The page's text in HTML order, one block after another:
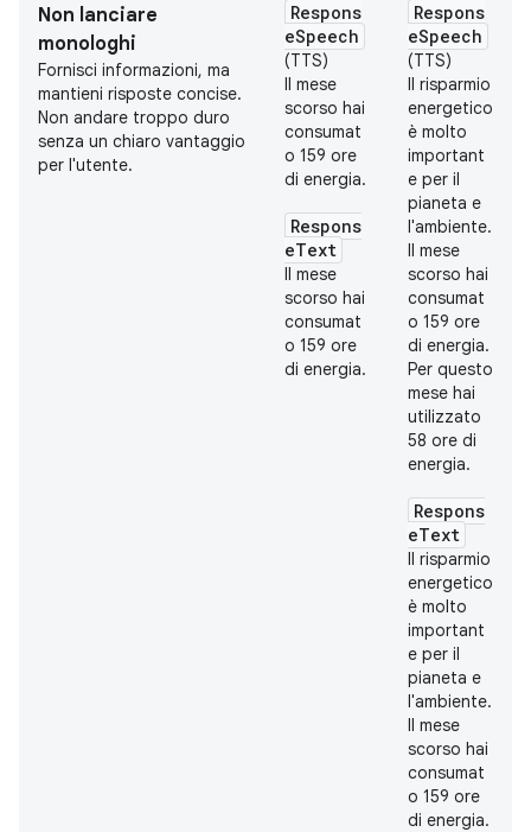
Non lanciare
monologhi
Fornisci informazioni, ma
mantieni risposte concise.
Non andare troppo duro
senza un chiaro vantaggio
per l'utente.
Respons
eSpeech
(TTS)
Il mese
scorso hai
consumat
o 159 ore
di energia.
Respons
eText
Il mese
scorso hai
consumat
o 159 ore
di energia.
Respons
eSpeech
(TTS)
Il risparmio
energetico
è molto
important
e per il
pianeta e
l'ambiente.
Il mese
scorso hai
consumat
o 159 ore
di energia.
Per questo
mese hai
utilizzato
58 ore di
energia.
Respons
eText
Il risparmio
energetico
è molto
important
e per il
pianeta e
l'ambiente.
Il mese
scorso hai
consumat
o 159 ore
di energia.